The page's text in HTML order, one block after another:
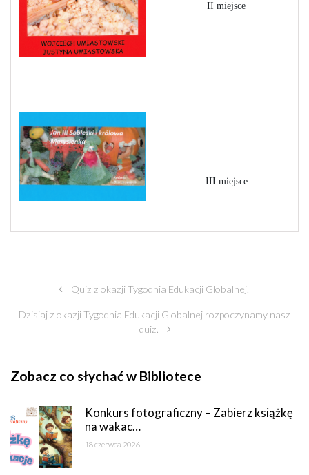
II miejsce
III miejsce
Quiz z okazji Tygodnia Edukacji Globalnej.
Dzisiaj z okazji Tygodnia Edukacji Globalnej rozpoczynamy nasz
quiz.
Zobacz co słychać w Bibliotece
Konkurs fotograficzny – Zabierz książkę
na wakac…
18 czerwca 2026